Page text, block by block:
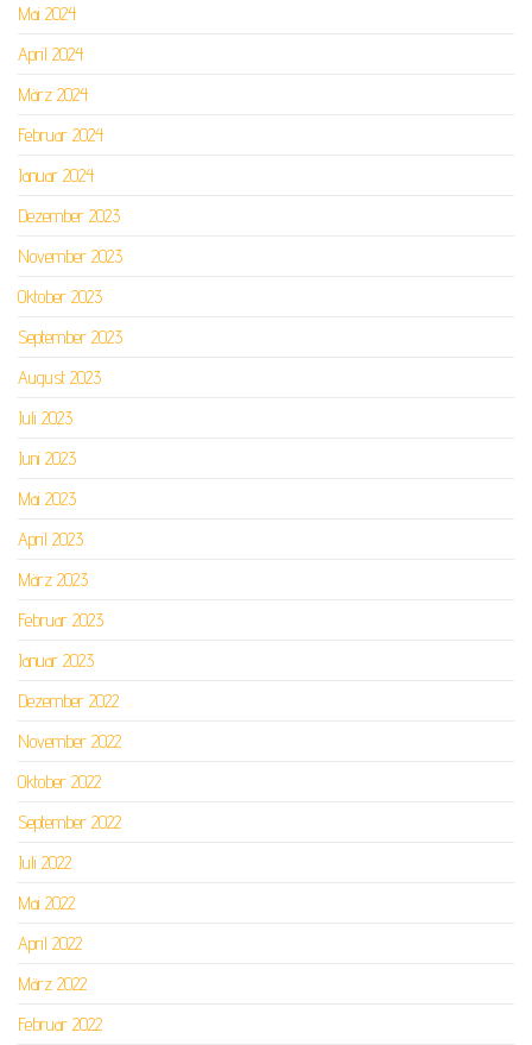
Mai 2024
April 2024
März 2024
Februar 2024
Januar 2024
Dezember 2023
November 2023
Oktober 2023
September 2023
August 2023
Juli 2023
Juni 2023
Mai 2023
April 2023
März 2023
Februar 2023
Januar 2023
Dezember 2022
November 2022
Oktober 2022
September 2022
Juli 2022
Mai 2022
April 2022
März 2022
Februar 2022